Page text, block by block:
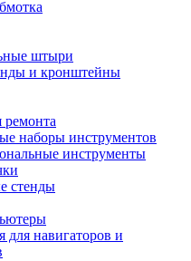
штыри
и кронштейны
ремонта
наборы инструментов
инструменты
стенды
для навигаторов и